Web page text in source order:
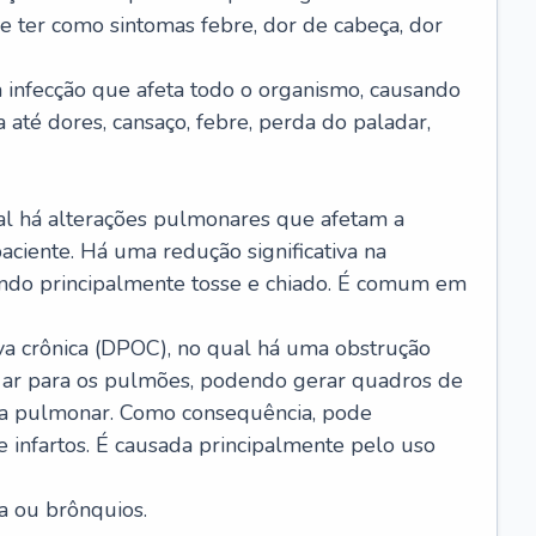
ter como sintomas febre, dor de cabeça, dor
que afeta todo o organismo, causando
dores, cansaço, febre, perda do paladar,
há alterações pulmonares que afetam a
Há uma redução significativa na
principalmente tosse e chiado. É comum em
crônica (DPOC), no qual há uma obstrução
para os pulmões, podendo gerar quadros de
pulmonar. Como consequência, pode
infartos. É causada principalmente pelo uso
ou brônquios.